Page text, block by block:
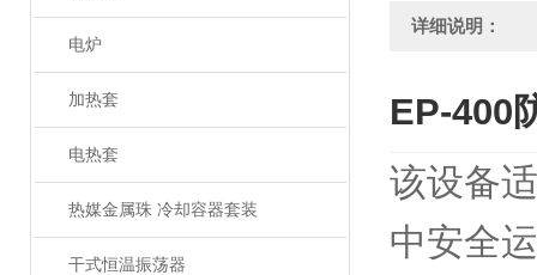
电炉
加热套
电热套
热媒金属珠 冷却容器套装
干式恒温振荡器
详细说明：
EP-400
该设备
中安全